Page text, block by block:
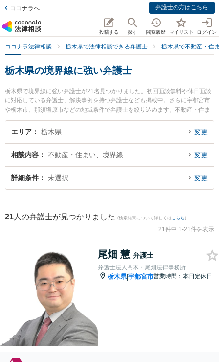
ココナラへ 弁護士の方はこちら
投稿する 探す 閲覧履歴 マイリスト ログイン
ココナラ法律相談 栃木県で法律相談できる弁護士 栃木県で不動産・住
栃木県の境界線に強い弁護士
栃木県で境界線に強い弁護士が21名見つかりました。初回面談無料や休日面談
に対応している弁護士、解決事例を持つ弁護士なども掲載中。さらに宇都宮市
や栃木市、那須塩原市などの地域条件で弁護士を絞り込めます。不動産・住ま
いに関係する立ち退き交渉や家賃交渉、不動産契約解除等の細かな分野での絞
り込み検索もでき便利です。特に弁護士法人高木・尾畑法律事務所の尾畑 慧弁
で土日や夜間に発生した境界線のトラブルを今すぐに弁護士に相談したい』
『境界線のトラブル解決の実績豊富な近くの弁護士を検索したい』『初回相談
無料で境界線を法律相談できる栃木県内の弁護士に相談予約したい』などでお
エリア 栃木県 変更
相談内容 不動産・住まい、境界線 変更
詳細条件 未選択 変更
21 人の弁護士が見つかりました (検索結果について詳しくは こちら)
21件中 1-21件を表示
尾畑 慧 弁護士
弁護士法人高木・尾畑法律事務所
栃木県|宇都宮市営業時間：本日定休日